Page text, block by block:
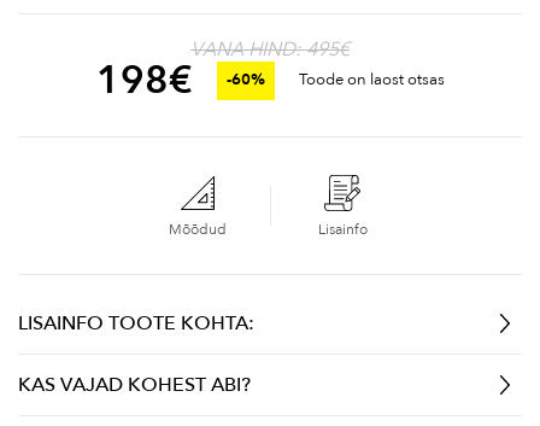
VANA HIND: 495€
198€ -60% Toode on laost otsas
Mõõdud Lisainfo
LISAINFO TOOTE KOHTA:
KAS VAJAD KOHEST ABI?